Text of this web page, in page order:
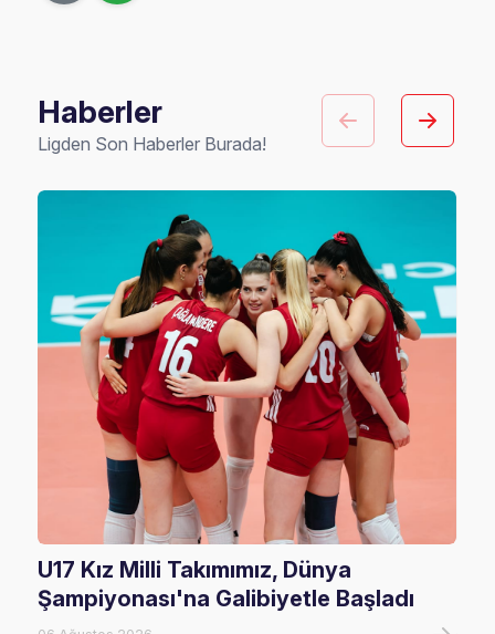
Haberler
Ligden Son Haberler Burada!
U17 Kız Milli Takımımız, Dünya
Şampiyonası'na Galibiyetle Başladı